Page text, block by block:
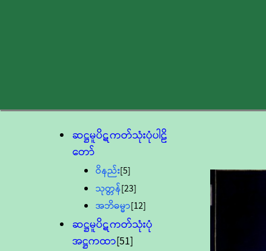
ဆဋ္ဌမူပိဋကတ်သုံးပုံပါဠိ
တော်
ဝိနည်း[5]
သုတ္တန်[23]
အဘိဓမ္မာ[12]
ဆဋ္ဌမူပိဋကတ်သုံးပုံ
အဋ္ဌကထာ[51]